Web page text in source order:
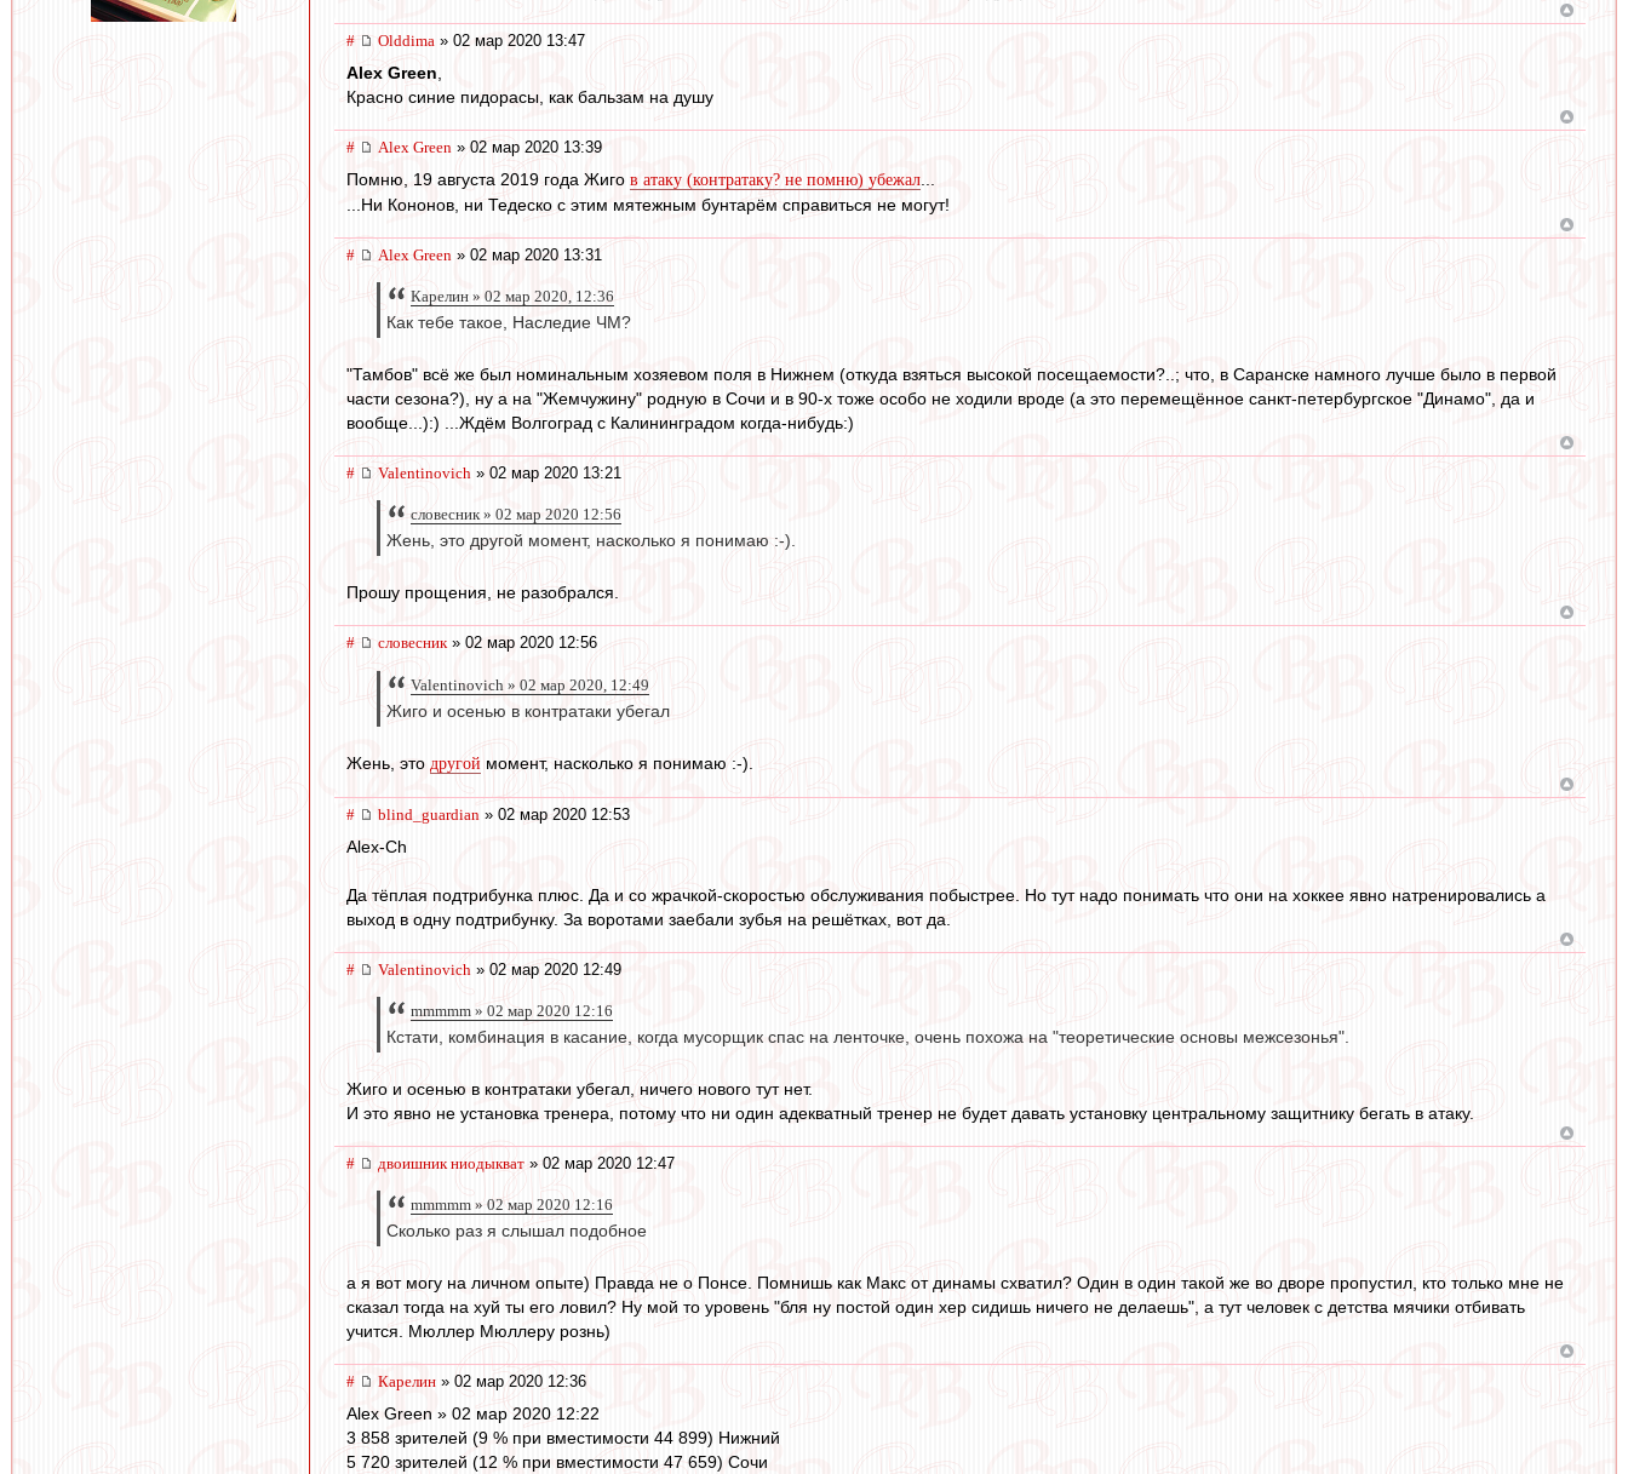
# Olddima » 02 мар 2020 13:47
Alex Green
Красно синие пидорасы, как бальзам на душу
# Alex Green » 02 мар 2020 13:39
Помню, 19 августа 2019 года Жиго в атаку (контратаку? не помню) убежал
...Ни Кононов, ни Тедеско с этим мятежным бунтарём справиться не могут!
# Alex Green » 02 мар 2020 13:31
Карелин » 02 мар 2020, 12:36
Как тебе такое, Наследие ЧМ?
"Тамбов" всё же был номинальным хозяевом поля в Нижнем (откуда взяться высокой посещаемости?..; что, в Саранске намного лучше было в первой
части сезона?), ну а на "Жемчужину" родную в Сочи и в 90-х тоже особо не ходили вроде (а это перемещённое санкт-петербургское "Динамо", да и
вообще...):) ...Ждём Волгоград с Калининградом когда-нибудь:)
# Valentinovich » 02 мар 2020 13:21
словесник » 02 мар 2020 12:56
Жень, это другой момент, насколько я понимаю :-).
Прошу прощения, не разобрался.
# словесник» 02 мар 2020 12:56
Valentinovich » 02 мар 2020, 12:49
Жиго и осенью в контратаки убегал
Жень, это другой момент, насколько я понимаю :-).
# blind_guardian » 02 мар 2020 12:53
Alex-Ch
Да тёплая подтрибунка плюс. Да и со жрачкой-скоростью обслуживания побыстрее. Но тут надо понимать что они на хоккее явно натренировались а
выход в одну подтрибунку. За воротами заебали зубья на решётках, вот да.
# Valentinovich » 02 мар 2020 12:49
mmmmm » 02 мар 2020 12:16
Кстати, комбинация в касание, когда мусорщик спас на ленточке, очень похожа на "теоретические основы межсезонья".
Жиго и осенью в контратаки убегал, ничего нового тут нет.
И это явно не установка тренера, потому что ни один адекватный тренер не будет давать установку центральному защитнику бегать в атаку.
# двоишник ниодыкват » 02 мар 2020 12:47
mmmmm » 02 мар 2020 12:16
Сколько раз я слышал подобное
а я вот могу на личном опыте) Правда не о Понсе. Помнишь как Макс от динамы схватил? Один в один такой же во дворе пропустил, кто только мне не
сказал тогда на хуй ты его ловил? Ну мой то уровень "бля ну постой один хер сидишь ничего не делаешь", а тут человек с детства мячики отбивать
учится. Мюллер Мюллеру рознь)
# Карелин » 02 мар 2020 12:36
Alex Green » 02 мар 2020 12:22
3 858 зрителей (9 % при вместимости 44 899) Нижний
5 720 зрителей (12 % при вместимости 47 659) Сочи